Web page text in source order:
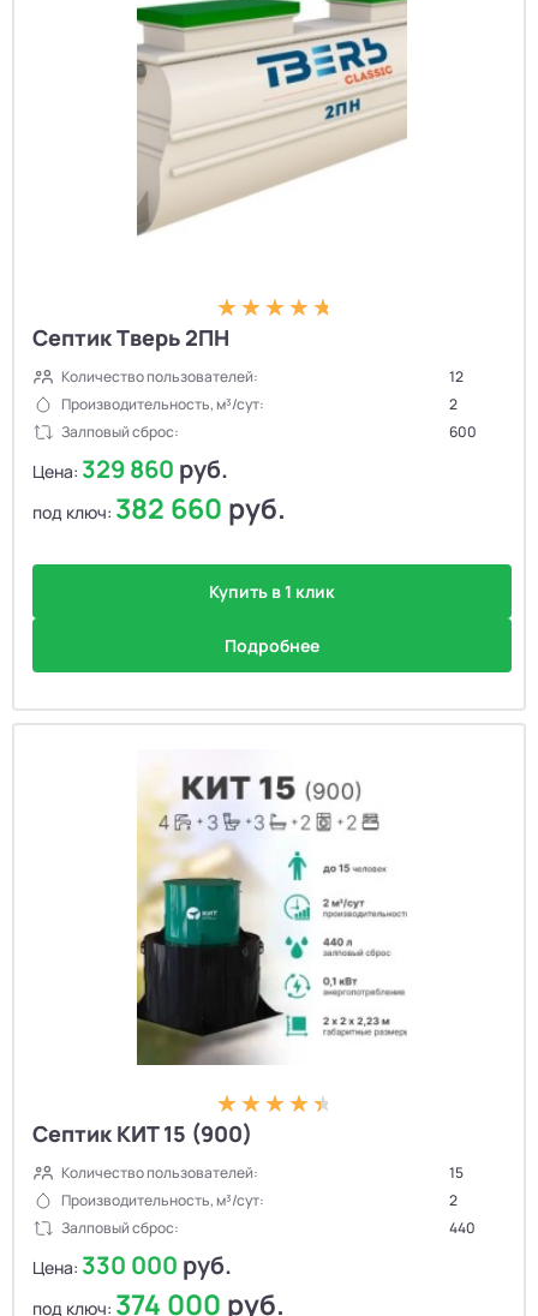
Септик Тверь 2ПН
Количество пользователей:
12
Производительность, м³/сут:
2
Залповый сброс:
600
Цена: 329 860 руб.
под ключ: 382 660 руб.
Купить в 1 клик
Подробнее
Септик КИТ 15 (900)
Количество пользователей:
15
Производительность, м³/сут:
2
Залповый сброс:
440
Цена: 330 000 руб.
под ключ: 374 000 руб.